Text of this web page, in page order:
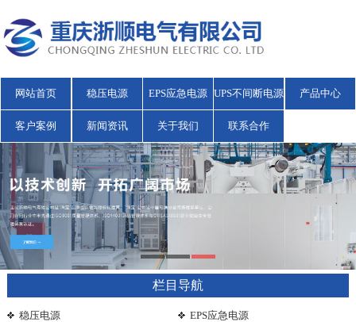
网站首页 稳压电源 EPS应急电源 UPS不间断电源 产品中心
客户案例 新闻资讯 关于我们 联系合作
栏目导航
稳压电源 EPS应急电源